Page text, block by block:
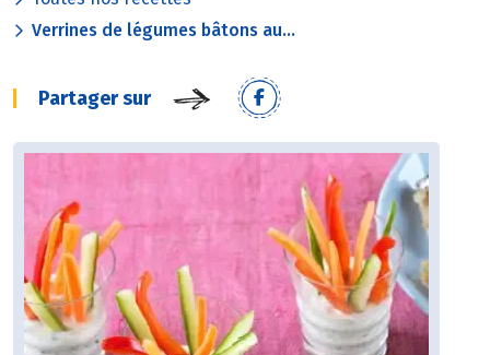
Verrines de légumes bâtons au...
Partager sur